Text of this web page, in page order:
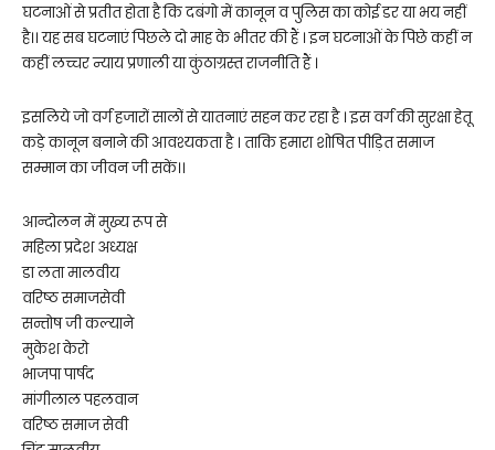
घटनाओं से प्रतीत होता है कि दबंगो में कानून व पुलिस का कोई डर या भय नहीं
है।। यह सब घटनाएं पिछले दो माह के भीतर की हैं । इन घटनाओं के पिछे कहीं न
कहीं लच्चर न्याय प्रणाली या कुंठाग्रस्त राजनीति हैं ।
इसलिये जो वर्ग हजारों सालों से यातनाएं सहन कर रहा है । इस वर्ग की सुरक्षा हेतू
कड़े कानून बनाने की आवश्यकता है । ताकि हमारा शोषित पीड़ित समाज
सम्मान का जीवन जी सकें।।
आन्दोलन में मुख्य रूप से
महिला प्रदेश अध्यक्ष
डा लता मालवीय
वरिष्ठ समाजसेवी
सन्तोष जी कल्याने
मुकेश केरो
भाजपा पार्षद
मांगीलाल पहलवान
वरिष्ठ समाज सेवी